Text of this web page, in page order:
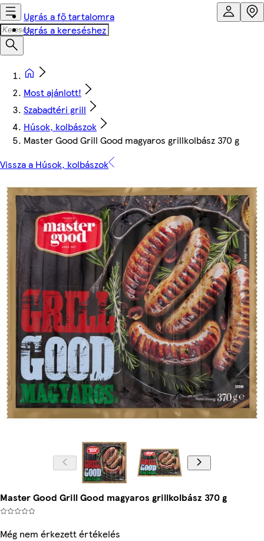
Ugrás a fő tartalomra
Ugrás a kereséshez
Most ajánlott!
Szabadtéri grill
Húsok, kolbászok
Master Good Grill Good magyaros grillkolbász 370 g
Vissza a Húsok, kolbászok
Master Good Grill Good magyaros grillkolbász 370 g
Még nem érkezett értékelés